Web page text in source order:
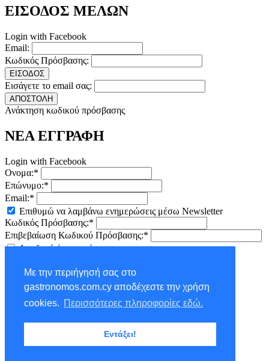
Με την περιήγησή σας στο
gastronomos.com.cy αποδέχεστε την χρήση
cookies. Περισσότερες πληροφορίες εδώ.
Εντάξει!
ΕΙΣΟΔΟΣ ΜΕΛΩΝ
Login with Facebook
Email:
Κωδικός Πρόσβασης:
ΕΙΣΟΔΟΣ
Εισάγετε το email σας:
ΑΠΟΣΤΟΛΗ
Ανάκτηση κωδικού πρόσβασης
ΝΕΑ ΕΓΓΡΑΦΗ
Login with Facebook
Ονομα:*
Επώνυμο:*
Email:*
Επιθυμώ να λαμβάνω ενημερώσεις μέσω Newsletter
Κωδικός Πρόσβασης:*
Επιβεβαίωση Κωδικού Πρόσβασης:*
Αποδοχήόρων χρήσης
NEWSLETTER - ΕΓΓΡΑΦΗ
Ονομα:*